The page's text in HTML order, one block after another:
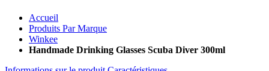
Accueil
Produits Par Marque
Winkee
Handmade Drinking Glasses Scuba Diver 300ml